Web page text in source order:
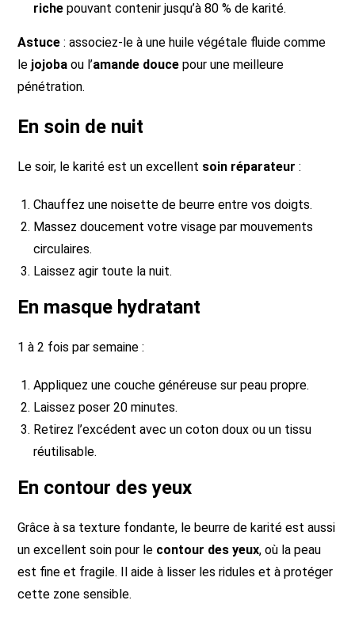
riche pouvant contenir jusqu’à 80 % de karité.
Astuce : associez-le à une huile végétale fluide comme
le jojoba ou l’amande douce pour une meilleure
pénétration.
En soin de nuit
Le soir, le karité est un excellent soin réparateur :
Chauffez une noisette de beurre entre vos doigts.
Massez doucement votre visage par mouvements
circulaires.
Laissez agir toute la nuit.
En masque hydratant
1 à 2 fois par semaine :
Appliquez une couche généreuse sur peau propre.
Laissez poser 20 minutes.
Retirez l’excédent avec un coton doux ou un tissu
réutilisable.
En contour des yeux
Grâce à sa texture fondante, le beurre de karité est aussi
un excellent soin pour le contour des yeux, où la peau
est fine et fragile. Il aide à lisser les ridules et à protéger
cette zone sensible.